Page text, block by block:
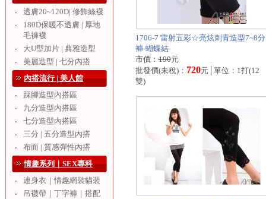
‧
透膚20~120D| 修飾絲襪
‧
180D保暖不透膚 | 厚地
毛褲襪
‧
大U型加片 | 典雅造型
‧
美麗造型 | 七分內搭
內搭流行 | 美人館
‧
踩腳造型內搭區
‧
九分造型內搭區
‧
七分造型內搭區
‧
三分 | 五分造型內搭
‧
布面 | 質感彈性內搭
情趣系列｜SEX專科
‧
連身衣｜情趣網裝貓裝
‧
吊襪帶｜丁字褲｜搭配
1706-7 雷射五彩☆亮炫刺青造型7~8分
褲-蝴蝶結
市價：190元
批發價(未稅)： 720元│單位：1打(12
雙)